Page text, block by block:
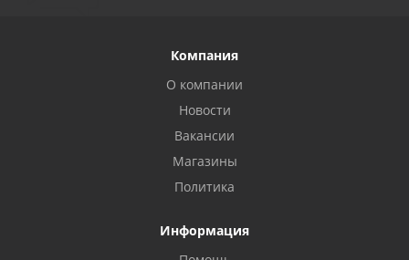
Компания
О компании
Новости
Вакансии
Магазины
Политика
Информация